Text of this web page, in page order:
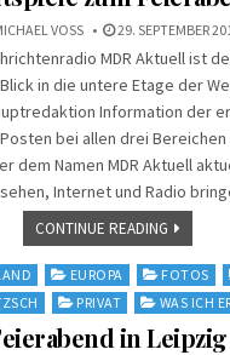
VOSS 29. SEPTEMBER
MDR Aktuell ist
in die untere Etage der
Information der
bei allen drei
dem Namen MDR Aktuell
Internet und Radio
CONTINUE READING
EUROPA FOTOS
PRIVAT WAS ICH
in Leipzig